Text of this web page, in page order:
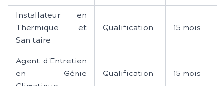
Installateur en
Thermique et
Sanitaire
Qualification 15 mois
Agent d'Entretien
en Génie
Qualification 15 mois